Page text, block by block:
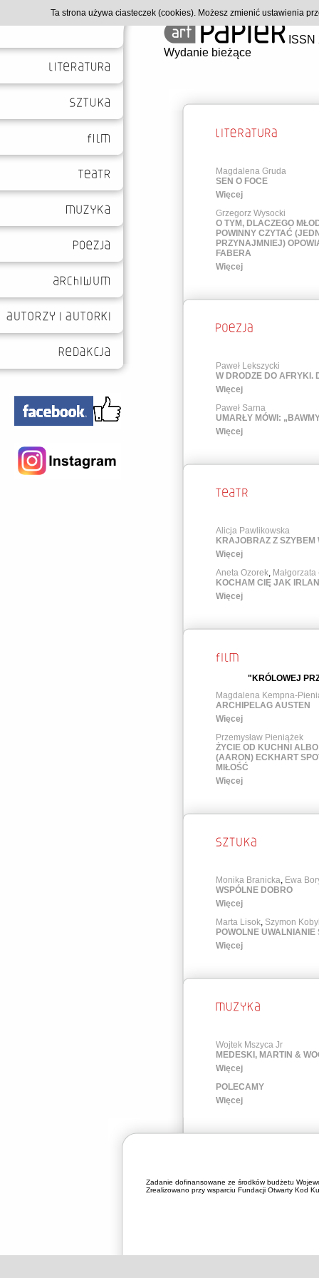
Wydanie bieżące
Magdalena Gruda
SEN O FOCE
Więcej
Grzegorz Wysocki
O TYM, DLACZEGO
POWINNY CZYTAĆ
PRZYNAJMNIEJ)
FABERA
Więcej
Paweł Lekszycki
W DRODZE DO AFRYKI.
Więcej
Paweł Sarna
UMARŁY MÓWI:
Więcej
Alicja Pawlikowska
KRAJOBRAZ Z SZYBEM
Więcej
Aneta Ozorek,
KOCHAM CIĘ JAK
Więcej
"KRÓLOWEJ
Magdalena Kempna-
ARCHIPELAG AUSTEN
Więcej
Przemysław Pieniążek
ŻYCIE OD KUCHNI
(AARON) ECKHART
MIŁOŚĆ
Więcej
Monika Branicka, Ewa
WSPÓLNE DOBRO
Więcej
Marta Lisok, Szymon
POWOLNE UWALNIANIE
Więcej
Wojtek Mszyca Jr
MEDESKI, MARTIN &
Więcej
POLECAMY
Więcej
Zadanie dofinansowane ze środków budżetu
Zrealizowano przy wsparciu Fundacji Otwarty Kod
Ta strona używa ciasteczek (cookies). Możesz zmienić ustawienia